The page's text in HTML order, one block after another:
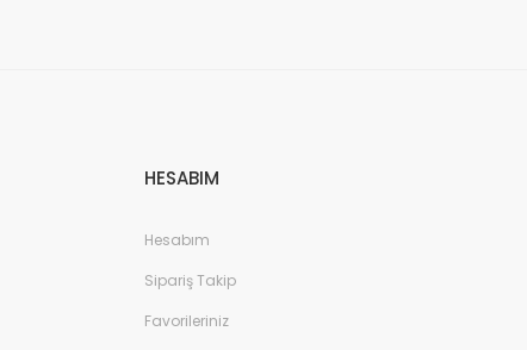
HESABIM
Hesabım
Sipariş Takip
Favorileriniz